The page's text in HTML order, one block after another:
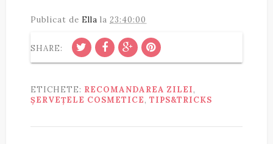
Publicat de Ella la 23:40:00
SHARE:
ETICHETE: RECOMANDAREA ZILEI,
ȘERVEȚELE COSMETICE, TIPS&TRICKS